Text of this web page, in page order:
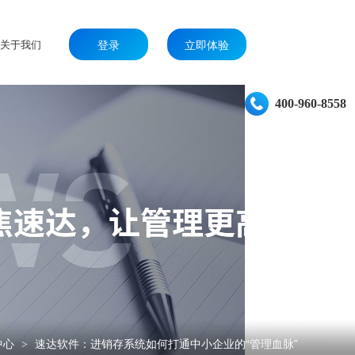
关于我们 登录 立即体验
400-960-8558
心 > 速达软件：进销存系统如何打通中小企业的“管理血脉”